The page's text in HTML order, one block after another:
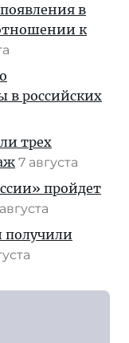
в
к
в российских
трех
7 августа
пройдет
получили